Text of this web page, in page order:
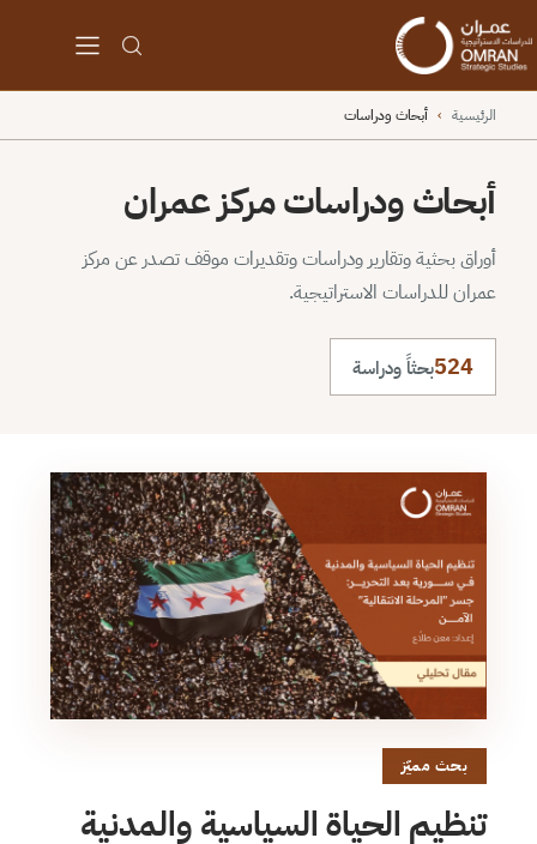
الرئيسية › أبحاث ودراسات
أبحاث ودراسات مركز عمران
أوراق بحثية وتقارير ودراسات وتقديرات موقف تصدر عن مركز
عمران للدراسات الاستراتيجية.
524بحثاً ودراسة
بحث مميّز
تنظيم الحياة السياسية والمدنية